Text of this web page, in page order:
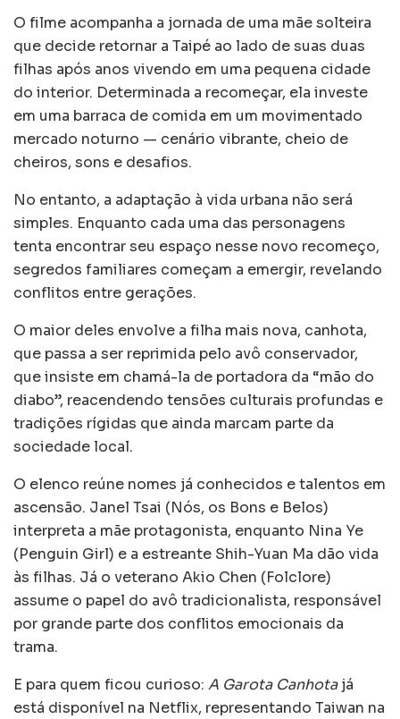
O filme acompanha a jornada de uma mãe solteira
que decide retornar a Taipé ao lado de suas duas
filhas após anos vivendo em uma pequena cidade
do interior. Determinada a recomeçar, ela investe
em uma barraca de comida em um movimentado
mercado noturno — cenário vibrante, cheio de
cheiros, sons e desafios.
No entanto, a adaptação à vida urbana não será
simples. Enquanto cada uma das personagens
tenta encontrar seu espaço nesse novo recomeço,
segredos familiares começam a emergir, revelando
conflitos entre gerações.
O maior deles envolve a filha mais nova, canhota,
que passa a ser reprimida pelo avô conservador,
que insiste em chamá-la de portadora da “mão do
diabo”, reacendendo tensões culturais profundas e
tradições rígidas que ainda marcam parte da
sociedade local.
O elenco reúne nomes já conhecidos e talentos em
ascensão. Janel Tsai (Nós, os Bons e Belos)
interpreta a mãe protagonista, enquanto Nina Ye
(Penguin Girl) e a estreante Shih-Yuan Ma dão vida
às filhas. Já o veterano Akio Chen (Folclore)
assume o papel do avô tradicionalista, responsável
por grande parte dos conflitos emocionais da
trama.
E para quem ficou curioso: A Garota Canhotajá
está disponível na Netflix, representando Taiwan na